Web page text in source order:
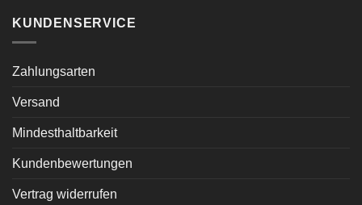
KUNDENSERVICE
Zahlungsarten
Versand
Mindesthaltbarkeit
Kundenbewertungen
Vertrag widerrufen